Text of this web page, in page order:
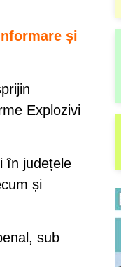
și
Explozivi
în județele
și
sub